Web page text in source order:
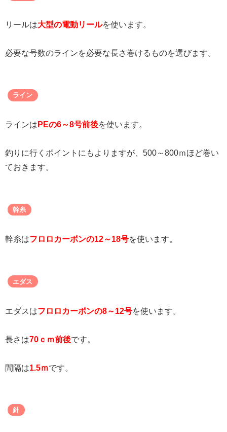
リールは大型の電動リールを使います。
必要な号数のラインを必要な長さ巻けるものを選びます。
ライン
ラインは PEの6～8号前後を使います。
釣りに行くポイントにもよりますが、500～800ｍほど巻い
ておきます。
幹糸
幹糸はフロロカーボンの12～18号を使います。
エダス
エダスはフロロカーボンの8～12号を使います。
長さは70ｃｍ前後です。
間隔は1.5ｍです。
針